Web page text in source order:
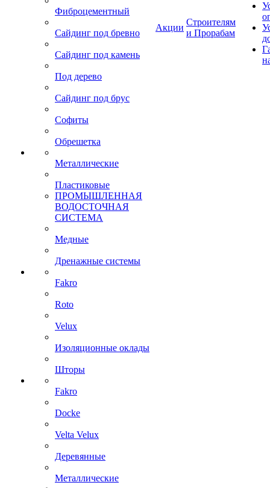
Фиброцементный
Сайдинг под бревно
Сайдинг под камень
Под дерево
Сайдинг под брус
Софиты
Обрешетка
Металлические
Пластиковые
ПРОМЫШЛЕННАЯ
ВОДОСТОЧНАЯ
СИСТЕМА
Медные
Дренажные системы
Fakro
Roto
Velux
Изоляционные оклады
Шторы
Fakro
Docke
Velta Velux
Деревянные
Металлические
Акции
Строителям
и Прорабам